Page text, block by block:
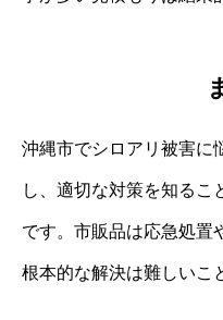
沖縄市でシロアリ被害に
し、適切な対策を知るこ
です。市販品は応急処置
根本的な解決は難しいこ